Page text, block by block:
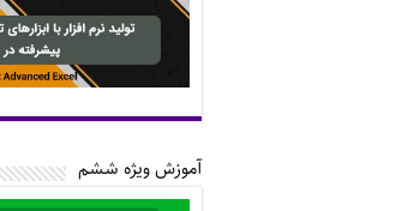
آموزش ویژه ششم